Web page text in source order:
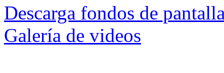
Descarga fondos de
Galería de videos